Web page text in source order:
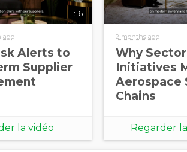
1:16
ago
Alerts to
Supplier
la vidéo
2 months ago
Why Sector
Initiatives
Aerospace
Chains
Regarder